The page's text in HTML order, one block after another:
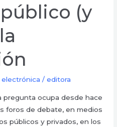
(y
/editora
pregunta ocupa desde hace
foros de debate, en medios
públicos y privados, en los